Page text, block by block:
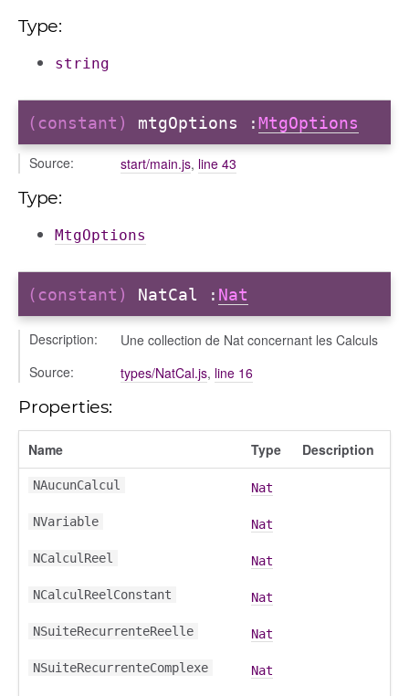
Type:
string
(constant) mtgOptions :MtgOptions
Source: start/main.js, line 43
Type:
MtgOptions
(constant) NatCal : Nat
Description:
Une collection de Nat concernant les Calculs
Source:
types/NatCal.js, line 16
Properties:
Name Type Description
NAucunCalcul Nat
NVariable Nat
NCalculReel Nat
NCalculReelConstant Nat
NSuiteRecurrenteReelle Nat
NSuiteRecurrenteComplexe Nat